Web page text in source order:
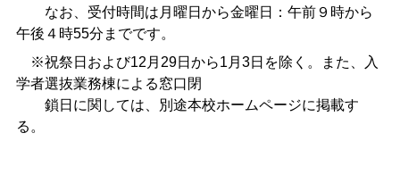
なお、受付時間は月曜日から金曜日：午前９時から
午後４時55分までです。
※祝祭日および12月29日から1月3日を除く。また、入
学者選抜業務棟による窓口閉
鎖日に関しては、別途本校ホームページに掲載す
る。